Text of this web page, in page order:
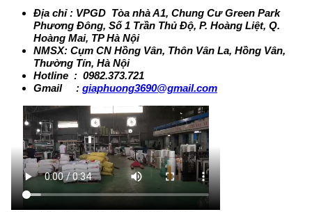
Địa chỉ : VPGD Tòa nhà A1, Chung Cư Green Park
Phương Đông, Số 1 Trần Thủ Độ, P. Hoàng Liệt, Q.
Hoàng Mai, TP Hà Nội
NMSX: Cụm CN Hồng Vân, Thôn Vân La, Hồng Vân,
Thường Tín, Hà Nội
Hotline : 0982.373.721
Gmail : giaphuong3690@gmail.com